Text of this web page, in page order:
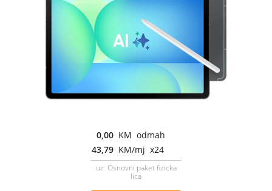
0,00 KM odmah
43,79 KM/mj x24
uz Osnovni paket fizicka
lica